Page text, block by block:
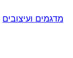
מדגמים ועיצובים